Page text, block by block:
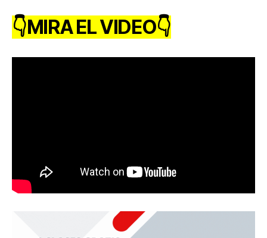
👇MIRA EL VIDEO👇